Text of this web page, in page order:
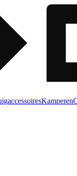
Kamperen